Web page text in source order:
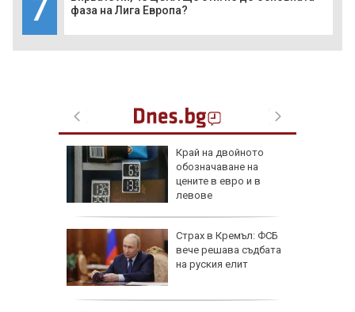
7
фаза на Лига Европа?
Край на двойното
обозначаване на
цените в евро и в
левове
Страх в Кремъл: ФСБ
вече решава съдбата
на руския елит